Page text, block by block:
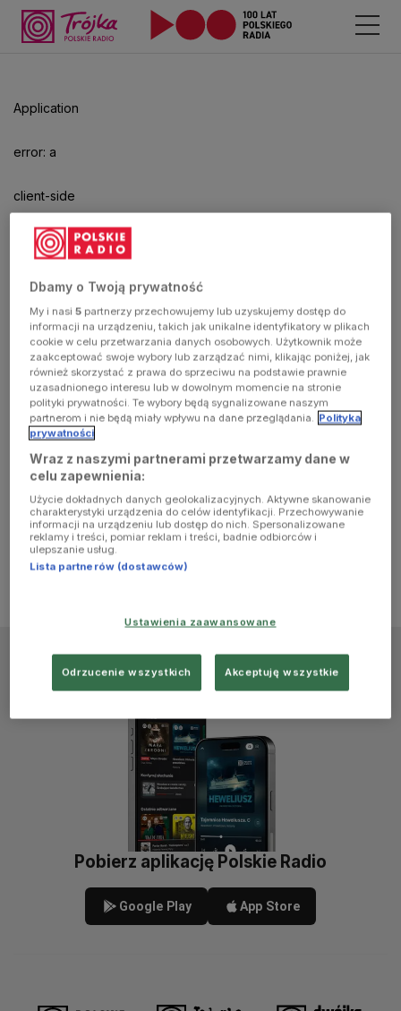
Application
error: a
client-side
exception
has
occurred
(see the
browser
console for
more
information)
Pobierz aplikację Polskie Radio
Google Play App Store
Dbamy o Twoją prywatność
My i nasi5 partnerzy przechowujemy lub uzyskujemy dostęp do
informacji na urządzeniu, takich jak unikalne identyfikatory w plikach
cookie w celu przetwarzania danych osobowych. Użytkownik może
zaakceptować swoje wybory lub zarządzać nimi, klikając poniżej, jak
również skorzystać z prawa do sprzeciwu na podstawie prawnie
uzasadnionego interesu lub w dowolnym momencie na stronie
polityki prywatności. Te wybory będą sygnalizowane naszym
partnerom i nie będą miały wpływu na dane przeglądania. Polityka
prywatności
Wraz z naszymi partnerami przetwarzamy dane w
celu zapewnienia:
Użycie dokładnych danych geolokalizacyjnych. Aktywne skanowanie
charakterystyki urządzenia do celów identyfikacji. Przechowywanie
informacji na urządzeniu lub dostęp do nich. Spersonalizowane
reklamy i treści, pomiar reklam i treści, badnie odbiorców i
ulepszanie usług.
Lista partnerów (dostawców)
Ustawienia zaawansowane
Odrzucenie wszystkich Akceptuję wszystkie